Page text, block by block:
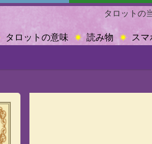
タロットの
ス
読み物
タロットの意味